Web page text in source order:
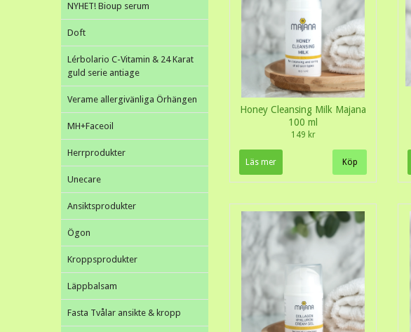
NYHET! Bioup serum
Doft
Lérbolario C-Vitamin & 24 Karat
guld serie antiage
Verame allergivänliga Örhängen
MH+Faceoil
Herrprodukter
Unecare
Ansiktsprodukter
Ögon
Kroppsprodukter
Läppbalsam
Fasta Tvålar ansikte & kropp
Honey Cleansing Milk Majana
100 ml
149 kr
Läs mer